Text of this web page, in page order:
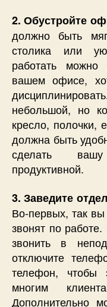
2. Обустройте
должно быть
столика или
работать
вашем офисе,
небольшой, но
кресло, полочки,
должна быть
сделать
продуктивной.
3. Заведите
Во-первых, так вы
звонят по
звонить в
отключите
телефон, чтобы
многим
Дополнительно